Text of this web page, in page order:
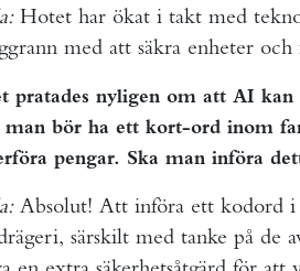
Hotet har ökat i takt med
med att säkra enheter
pratades nyligen om att AI kan
man bör ha ett kort-ord inom
pengar. Ska man införa
Absolut! Att införa ett kodord i
särskilt med tanke på de